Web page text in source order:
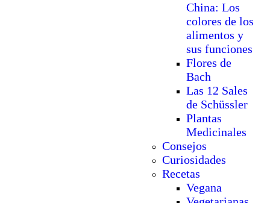
China: Los
colores de los
alimentos y
sus funciones
Flores de
Bach
Las 12 Sales
de Schüssler
Plantas
Medicinales
Consejos
Curiosidades
Recetas
Vegana